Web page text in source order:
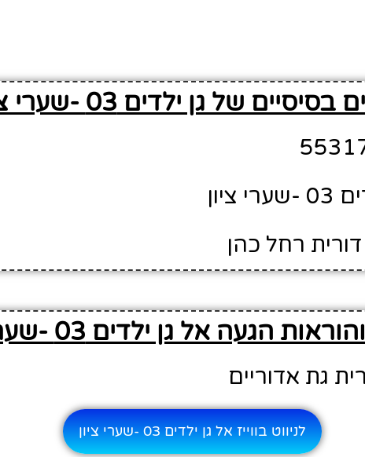
של גן ילדים 03 -שערי ציון
רחל כהן
הגעה אל גן ילדים 03 -שערי ציון
גת אדוריים
לניווט בווייז אל גן ילדים 03 -שערי ציון